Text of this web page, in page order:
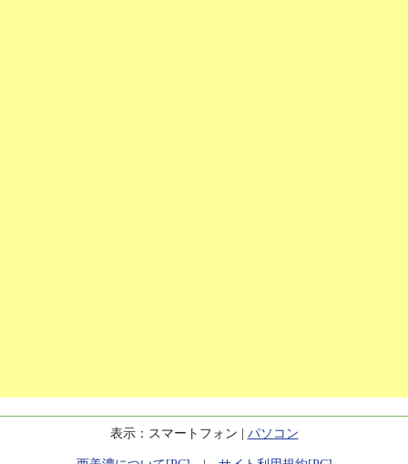
表示：スマートフォン | パソコン